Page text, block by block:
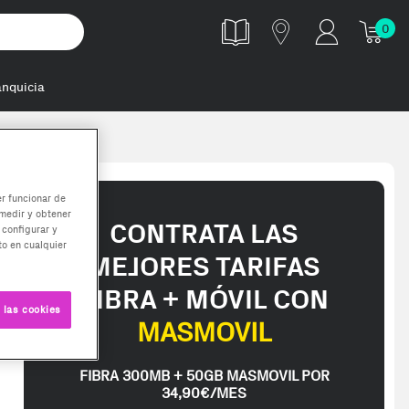
0
CONTRATA LAS
MEJORES TARIFAS
FIBRA + MÓVIL CON
MASMOVIL
FIBRA 300MB + 50GB MASMOVIL POR
34,90€/MES
funcionar de
y obtener
y
en cualquier
cookies